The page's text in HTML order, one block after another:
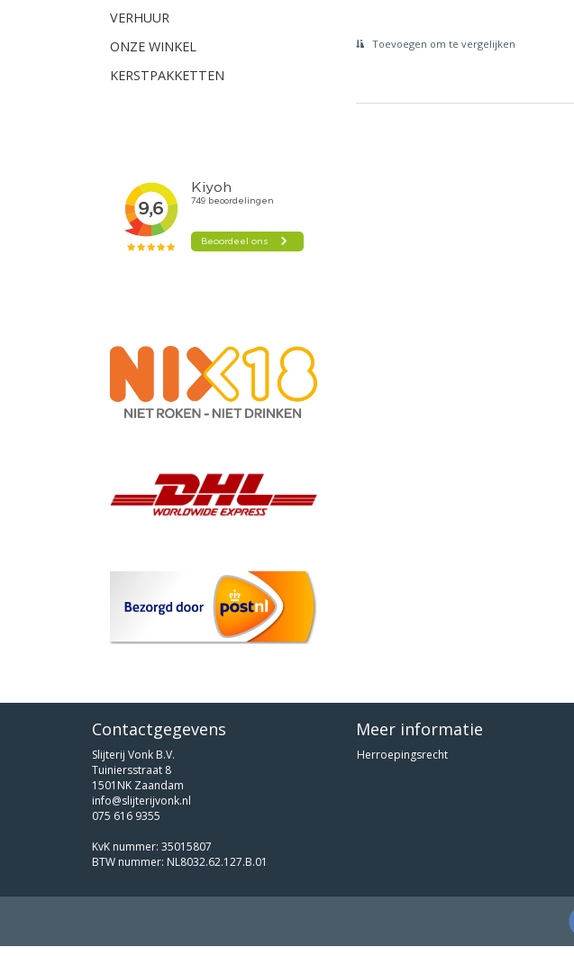
VERHUUR
ONZE WINKEL
KERSTPAKKETTEN
Toevoegen om te vergelijken
Contactgegevens
Slijterij Vonk B.V.
Tuiniersstraat 8
1501NK Zaandam
info@slijterijvonk.nl
075 616 9355
KvK nummer: 35015807
BTW nummer: NL8032.62.127.B.01
Meer informatie
Herroepingsrecht